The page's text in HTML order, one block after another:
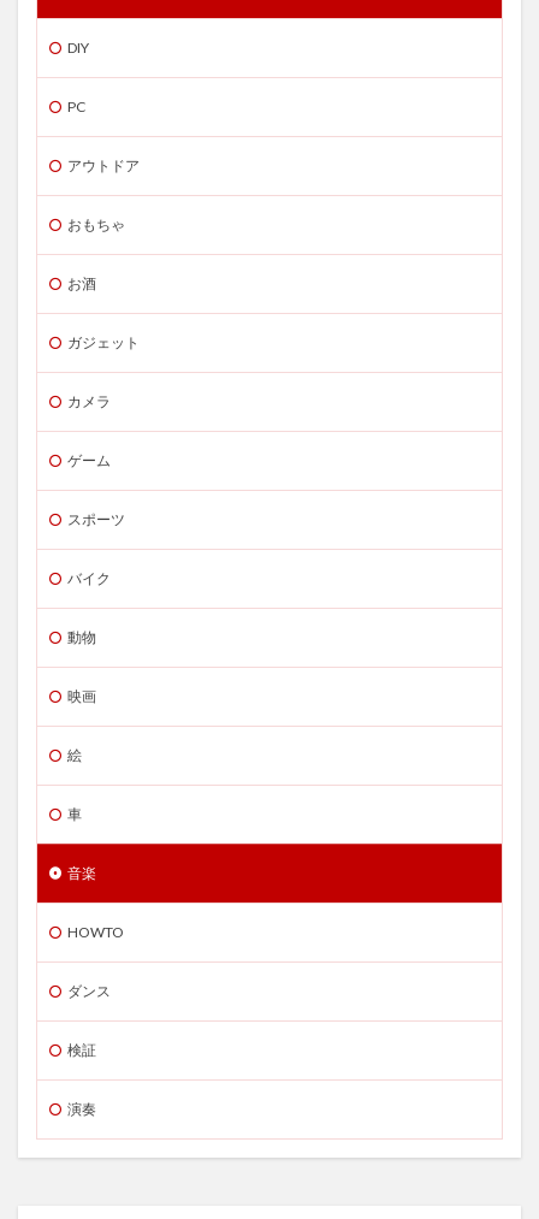
DIY
PC
アウトドア
おもちゃ
お酒
ガジェット
カメラ
ゲーム
スポーツ
バイク
動物
映画
絵
車
音楽
HOWTO
ダンス
検証
演奏